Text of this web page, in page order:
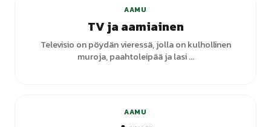
AAMU
TV ja aamiainen
Televisio on pöydän vieressä, jolla on kulhollinen
muroja, paahtoleipää ja lasi ...
AAMU